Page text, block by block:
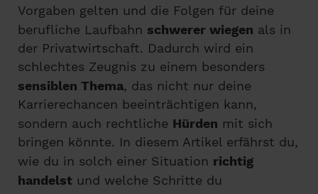
Vorgaben gelten und die Folgen für deine
berufliche Laufbahn schwerer wiegen als in
der Privatwirtschaft. Dadurch wird ein
schlechtes Zeugnis zu einem besonders
sensiblen Thema, das nicht nur deine
Karrierechancen beeinträchtigen kann,
sondern auch rechtliche Hürden mit sich
bringen könnte. In diesem Artikel erfährst du,
wie du in solch einer Situation richtig
handelst und welche Schritte du